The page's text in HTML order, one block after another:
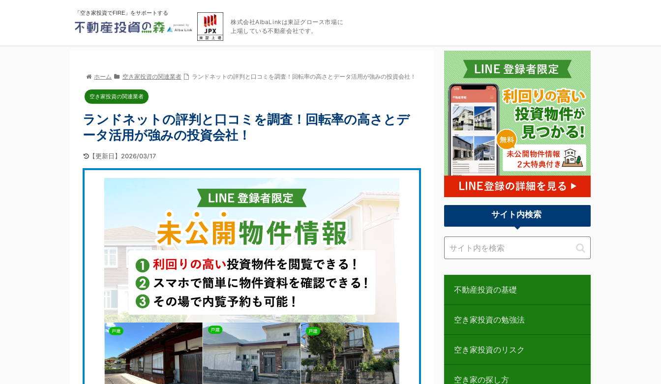
「空き家投資でFIRE」をサポートする
株式会社AlbaLinkは東証グロース市場に
上場している不動産会社です。
ホーム 空き家投資の関連業者 ランドネットの評判と口コミを調査！回転率の高さとデータ活用が強みの投資会社！
空き家投資の関連業者
ランドネットの評判と口コミを調査！回転率の高さとデ
ータ活用が強みの投資会社！
【更新日】2026/03/17
サイト内検索
不動産投資の基礎
空き家投資の勉強法
空き家投資のリスク
空き家の探し方